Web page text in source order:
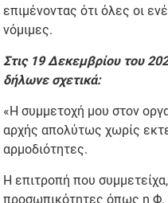
επιμένοντας ότι όλες οι
νόμιμες.
Στις 19 Δεκεμβρίου του
δήλωνε σχετικά:
«Η συμμετοχή μου στον
αρχής απολύτως χωρίς
αρμοδιότητες.
Η επιτροπή που
προσωπικότητες όπως η Φ.